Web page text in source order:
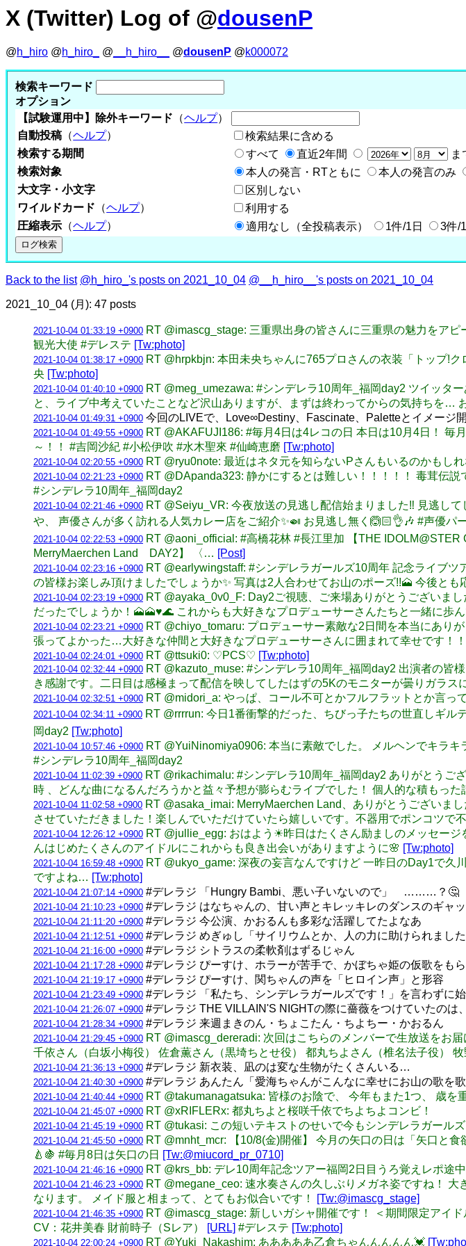
X (Twitter) Log of @dousenP
@h_hiro @h_hiro_ @ __h_hiro__ @dousenP @k000072
検索キーワード
オプション
【試験運用中】除外キーワード （ヘルプ）
自動投稿 （ヘルプ）
検索結果に含める
検索する期間
すべて 直近2年間
ま
検索対象
本人の発言・RTともに 本人の発言のみ
大文字・小文字
区別しない
ワイルドカード （ヘルプ）
利用する
圧縮表示 （ヘルプ） 適用なし（全投稿表示） 1件/1日 3件/
Back to the list @h_hiro_'s posts on 2021_10_04 @__h_hiro__'s posts on 2021_10_04
2021_10_04 (月): 47 posts
2021-10-04 01:33:19 +0900 RT @imascg_stage: 三重県出身の皆さんに三重県の魅力をア
観光大使 #デレステ [Tw:photo]
2021-10-04 01:38:17 +0900 RT @hrpkbjn: 本田未央ちゃんに765プロさんの衣装「トップ!
央 [Tw:photo]
2021-10-04 01:40:10 +0900 RT @meg_umezawa: #シンデレラ10周年_福岡day2 ツイッタ
と、ライブ中考えていたことなど沢山ありますが、まずは終わってからの気持ちを…
2021-10-04 01:49:31 +0900 今回のLIVEで、Love∞Destiny、Fascinate、Paletteとイメージ
2021-10-04 01:49:55 +0900 RT @AKAFUJI186: #毎月4日は4レコの日 本日は10月4日！ 毎
～！！ #吉岡沙紀 #小松伊吹 #水木聖來 #仙崎恵磨 [Tw:photo]
2021-10-04 02:20:55 +0900 RT @ryu0note: 最近はネタ元を知らないPさんもいるのかもし
2021-10-04 02:21:23 +0900 RT @DApanda323: 静かにするとは難しい！！！！！ 毒茸伝
#シンデレラ10周年_福岡day2
2021-10-04 02:21:46 +0900 RT @Seiyu_VR: 今夜放送の見逃し配信始まりました‼️ 見逃し
や、 声優さんが多く訪れる人気カレー店をご紹介✨🍛 お見逃し無く🙆🏻👌🎶 #声優パ
2021-10-04 02:22:53 +0900 RT @aoni_official: #高橋花林 #長江里加 【THE
MerryMaerchen Land DAY2】 〈… [Post]
2021-10-04 02:23:16 +0900 RT @earlywingstaff: #シンデレラガールズ10周年 記念ライブ
の皆様お楽しみ頂けましたでしょうか✨ 写真は2人合わせてお山のポーズ!!🗻 今後と
2021-10-04 02:23:19 +0900 RT @ayaka_0v0_F: Day2ご視聴、ご来場ありがとうございま
だったでしょうか！🗻🗻♥️🌊 これからも大好きなプロデューサーさんたちと一緒に歩
2021-10-04 02:23:21 +0900 RT @chiyo_tomaru: プロデューサー素敵な2日間を本当にあり
張ってよかった…大好きな仲間と大好きなプロデューサーさんに囲まれて幸せです！
2021-10-04 02:24:01 +0900 RT @ttsuki0: ♡PCS♡ [Tw:photo]
2021-10-04 02:32:44 +0900 RT @kazuto_muse: #シンデレラ10周年_福岡day2 出演者の皆
き感謝です。二日目は感極まって配信を映してしたはずの5Kのモニターが曇りガラス
2021-10-04 02:32:51 +0900 RT @midori_a: やっぱ、コール不可とかフルフラットとか言
2021-10-04 02:34:11 +0900 RT @rrrrun: 今日1番衝撃的だった、ちびっ子たちの世直しギ
岡day2 [Tw:photo]
2021-10-04 10:57:46 +0900 RT @YuiNinomiya0906: 本当に素敵でした。 メルヘンでキラ
#シンデレラ10周年_福岡day2
2021-10-04 11:02:39 +0900 RT @rikachimalu: #シンデレラ10周年_福岡day2 ありがとうご
時 、どんな曲になるんだろうかと益々予想が膨らむライブでした！ 個人的な積もっ
2021-10-04 11:02:58 +0900 RT @asaka_imai: MerryMaerchen Land、ありがとうございま
させていただきました！楽しんでいただけていたら嬉しいです。不器用でポンコツで
2021-10-04 12:26:12 +0900 RT @jullie_egg: おはよう☀昨日はたくさん励ましのメッセー
んはじめたくさんのアイドルにこれからも良き出会いがありますように🌸 [Tw:photo]
2021-10-04 16:59:48 +0900 RT @ukyo_game: 深夜の妄言なんですけど 一昨日のDay1で
ですよね… [Tw:photo]
2021-10-04 21:07:14 +0900 #デレラジ 「Hungry Bambi、悪い子いないので」 ………？🤔
2021-10-04 21:10:23 +0900 #デレラジ はなちゃんの、甘い声とキレッキレのダンスのギャ
2021-10-04 21:11:20 +0900 #デレラジ 今公演、かおるんも多彩な活躍してたよなあ
2021-10-04 21:12:51 +0900 #デレラジ めぎゅし「サイリウムとか、人の力に助けられました
2021-10-04 21:16:00 +0900 #デレラジ シトラスの柔軟剤はずるじゃん
2021-10-04 21:17:28 +0900 #デレラジ ぴーすけ、ホラーが苦手で、かぼちゃ姫の仮歌をも
2021-10-04 21:19:17 +0900 #デレラジ ぴーすけ、関ちゃんの声を「ヒロイン声」と形容
2021-10-04 21:23:49 +0900 #デレラジ 「私たち、シンデレラガールズです！」を言わずに
2021-10-04 21:26:07 +0900 #デレラジ THE VILLAIN'S NIGHTの際に薔薇をつけていたのは
2021-10-04 21:28:34 +0900 #デレラジ 来週まきのん・ちょこたん・ちよちー・かおるん
2021-10-04 21:29:45 +0900 RT @imascg_dereradi: 次回はこちらのメンバーで生放送をお
千依さん（白坂小梅役） 佐倉薫さん（黒埼ちとせ役） 都丸ちよさん（椎名法子役）
2021-10-04 21:36:13 +0900 #デレラジ 新衣装、凪のは変な生物がたくさんいる…
2021-10-04 21:40:30 +0900 #デレラジ あんたん「愛海ちゃんがこんなに幸せにお山の歌を歌
2021-10-04 21:40:44 +0900 RT @takumanagatsuka: 皆様のお陰で、 今年もまた1つ、 歳を
2021-10-04 21:45:07 +0900 RT @xRIFLERx: 都丸ちよと桜咲千依でちよちよコンビ！
2021-10-04 21:45:19 +0900 RT @tukasi: この短いテキストのせいで今もシンデレラガール
2021-10-04 21:45:50 +0900 RT @mnht_mcr: 【10/8(金)開催】 今月の矢口の日は「矢口と
🍐🍇 #毎月8日は矢口の日 [Tw:@miucord_pr_0710]
2021-10-04 21:46:16 +0900 RT @krs_bb: デレ10周年記念ツアー福岡2日目うろ覚えレポ途
2021-10-04 21:46:23 +0900 RT @megane_ceo: 速水奏さんの久しぶりメガネ姿ですね！
なります。 メイド服と相まって、とてもお似合いです！
[Tw:@imascg_stage]
2021-10-04 21:46:35 +0900 RT @imascg_stage: 新しいガシャ開催です！ ＜期間限定アイ
CV：花井美春 財前時子（Sレア）
[URL] #デレステ [Tw:photo]
2021-10-04 22:00:24 +0900 RT @Yuki_Nakashim: あああああ乙倉ちゃんんんんん💓